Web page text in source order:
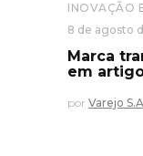
INOVAÇÃO
8 de agosto
Marca
em
por Varejo